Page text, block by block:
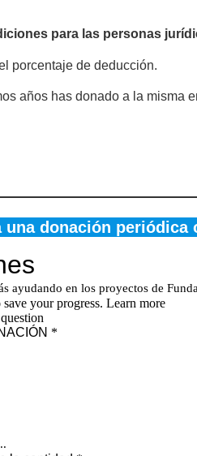
para las personas
porcentaje de deducción.
años has donado a la misma
una donación